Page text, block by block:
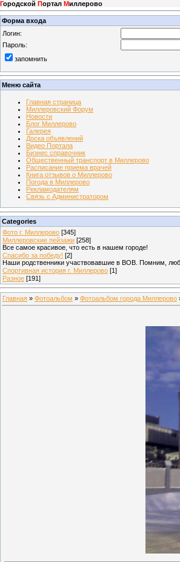
Городской Портал Миллерово
Форма входа
Логин:
Пароль:
запомнить
Меню сайта
Главная страница
Миллеровский Форум
Новости
Блог Миллерово
Галерея
Доска объявлений
Видео Портала
Бизнес справочник
Общественный транспорт в Миллерово
Расписание приема врачей
Книга отзывов о Миллерово
Погода в Миллерово
Рекламодателям
Связь с Администратором
Categories
Фото г. Миллерово [345]
Миллеровские пейзажи [258]
Все самое красивое, что есть в нашем городе!
Спасибо за победу! [2]
Наши родственники участвовавшие в ВОВ. Помним,
Спортивная история г. Миллерово [1]
Разное [191]
Главная » Фотоальбом » Фотоальбом города Миллерово